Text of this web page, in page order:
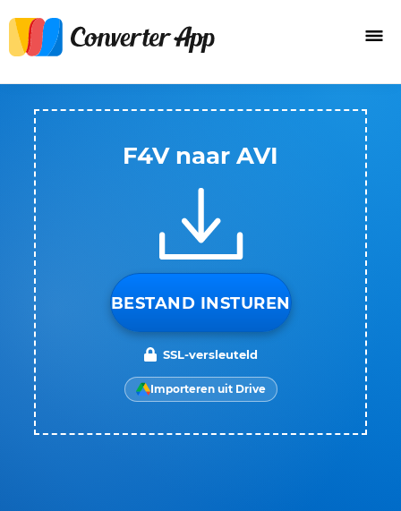
F4V naar AVI
BESTAND INSTUREN
SSL-versleuteld
Importeren uit Drive